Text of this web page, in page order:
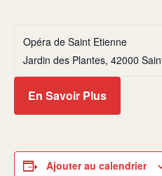
Opéra de Saint Etienne
Jardin des Plantes, 42000
En Savoir Plus
Ajouter au calendrier